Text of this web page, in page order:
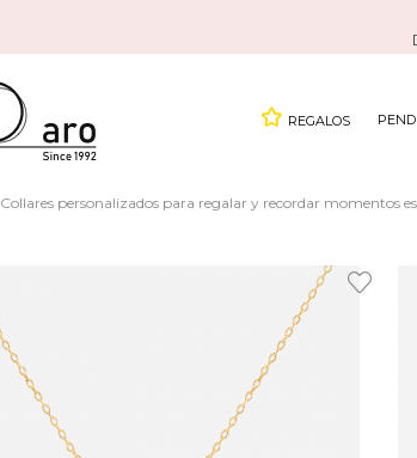
REGALOS
Collares personalizados para regalar y recordar momentos